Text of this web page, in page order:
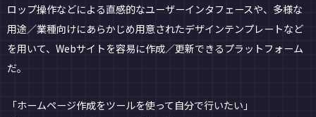
ロップ操作などによる直感的なユーザーインタフェースや、多様な
用途／業種向けにあらかじめ用意されたデザインテンプレートなど
を用いて、Webサイトを容易に作成／更新できるプラットフォーム
だ。
「ホームページ作成をツールを使って自分で行いたい」